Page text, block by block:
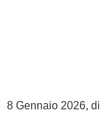
8 Gennaio 2026, di